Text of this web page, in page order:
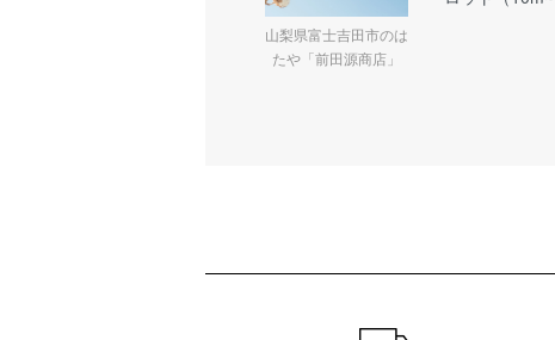
山梨県富士吉田市のは
たや「前田源商店」